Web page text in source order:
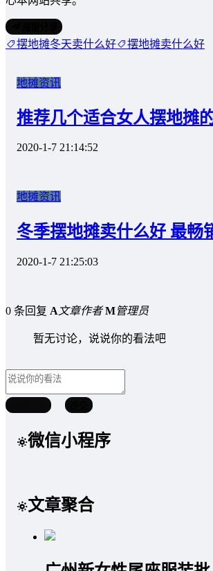
摆地摊冬天卖什么好 摆地摊卖什么好
地摊资讯
推荐几个适合女人摆地摊
2020-1-7 21:14:52
地摊资讯
冬季摆地摊卖什么好 最畅
2020-1-7 21:25:03
0 条回复 A 文章作者 M管理员
暂无讨论，说说你的看法吧
微信小程序
文章聚合